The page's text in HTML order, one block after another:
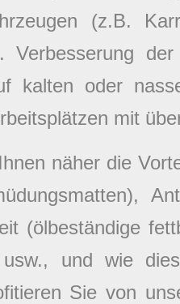
(z.B.
Verbesserung
kalten oder
mit
näher die
(ölbeständige
usw., und wie
Sie von